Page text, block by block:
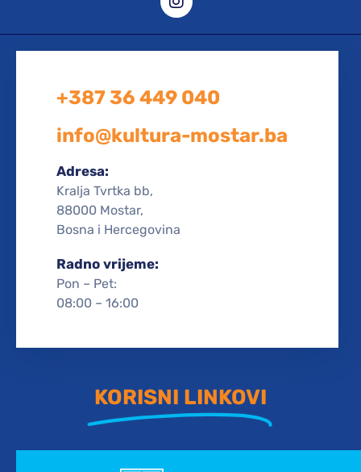
+387 36 449 040
info@kultura-mostar.ba
Adresa:
Kralja Tvrtka bb,
88000 Mostar,
Bosna i Hercegovina
Radno vrijeme:
Pon – Pet:
08:00 – 16:00
KORISNI LINKOVI